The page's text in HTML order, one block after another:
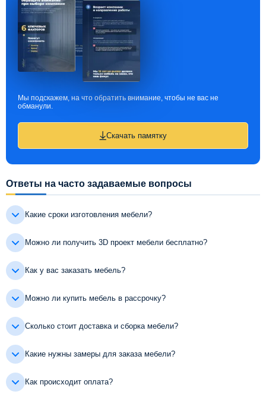
Мы подскажем, на что обратить внимание, чтобы не вас не
обманули.
Скачать памятку
Ответы на часто задаваемые вопросы
Какие сроки изготовления мебели?
Можно ли получить 3D проект мебели бесплатно?
Как у вас заказать мебель?
Можно ли купить мебель в рассрочку?
Сколько стоит доставка и сборка мебели?
Какие нужны замеры для заказа мебели?
Как происходит оплата?